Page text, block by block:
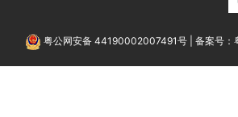
粤公网安备 44190002007491号 备案号：